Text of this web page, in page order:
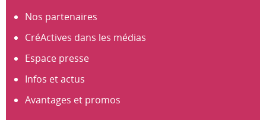
Nos partenaires
CréActives dans les médias
Espace presse
Infos et actus
Avantages et promos